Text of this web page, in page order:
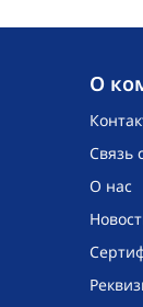
O
Связь
О нас